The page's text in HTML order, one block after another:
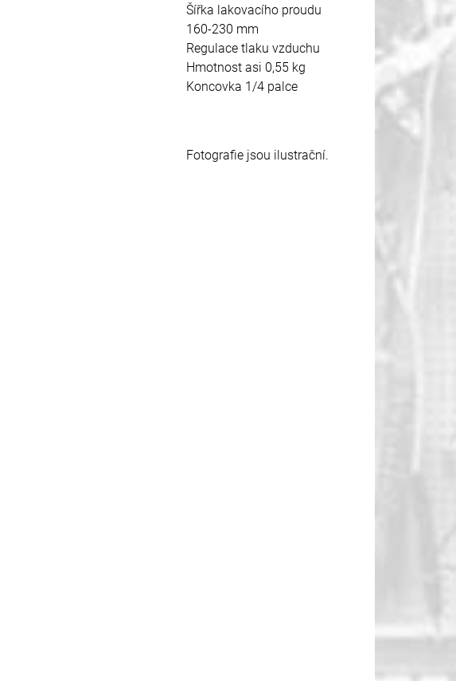
Šířka lakovacího proudu
160-230 mm
Regulace tlaku vzduchu
Hmotnost asi 0,55 kg
Koncovka 1/4 palce
Fotografie jsou ilustrační.